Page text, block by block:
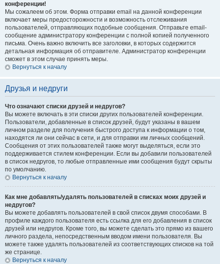
конференции!
Мы сожалеем об этом. Форма отправки email на данной конференции
включает меры предосторожности и возможность отслеживания
пользователей, отправляющих подобные сообщения. Отправьте email-
сообщение администратору конференции с полной копией полученного
письма. Очень важно включить все заголовки, в которых содержится
детальная информация об отправителе. Администратор конференции
сможет в этом случае принять меры.
Вернуться к началу
Друзья и недруги
Что означают списки друзей и недругов?
Вы можете включать в эти списки других пользователей конференции.
Пользователи, добавленные в список друзей, будут указаны в вашем
личном разделе для получения быстрого доступа к информации о том,
находятся ли они сейчас в сети, и для отправки им личных сообщений.
Сообщения от этих пользователей также могут выделяться, если это
поддерживается стилем конференции. Если вы добавили пользователей
в список недругов, то любые отправленные ими сообщения будут скрыты
по умолчанию.
Вернуться к началу
Как мне добавлять/удалять пользователей в списках моих друзей и
недругов?
Вы можете добавлять пользователей в свой список двумя способами. В
профиле каждого пользователя есть ссылка для его добавления в список
друзей или недругов. Кроме того, вы можете сделать это прямо из вашего
личного раздела, непосредственным вводом имени пользователя. Вы
можете также удалять пользователей из соответствующих списков на той
же странице.
Вернуться к началу